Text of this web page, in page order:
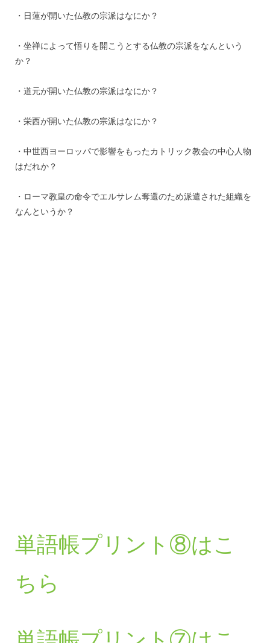
・日蓮が開いた仏教の宗派はなにか？
・坐禅によって悟りを開こうとする仏教の宗派をなんという
か？
・道元が開いた仏教の宗派はなにか？
・栄西が開いた仏教の宗派はなにか？
・中世西ヨーロッパで影響をもったカトリック教会の中心人物
はだれか？
・ローマ教皇の命令でエルサレム奪還のため派遣された組織を
なんというか？
単語帳プリント⑧はこ
ちら